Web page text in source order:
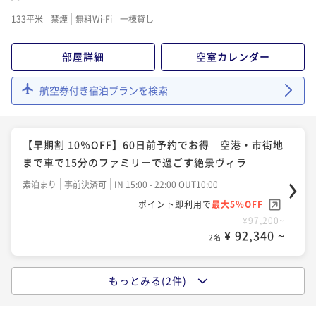
133平米 禁煙 無料Wi-Fi 一棟貸し
部屋詳細 空室カレンダー
航空券付き宿泊プランを検索
【早期割 10％OFF】60日前予約でお得 空港・市街地
まで車で15分のファミリーで過ごす絶景ヴィラ
素泊まり 事前決済可
IN 15:00 - 22:00 OUT10:00
ポイント即利用で最大5％OFF
¥97,200~
2名 ¥ 92,340 ~
【家族同室】完全プライベート空間のプール付きオー
もっとみる(2件)